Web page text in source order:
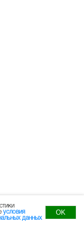
условия
данных
OK